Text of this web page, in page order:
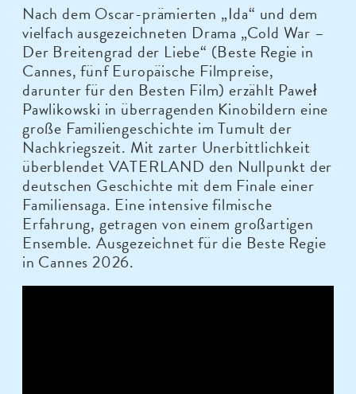
Nach dem Oscar-prämierten „Ida“ und dem
vielfach ausgezeichneten Drama „Cold War –
Der Breitengrad der Liebe“ (Beste Regie in
Cannes, fünf Europäische Filmpreise,
darunter für den Besten Film) erzählt Paweł
Pawlikowski in überragenden Kinobildern eine
große Familiengeschichte im Tumult der
Nachkriegszeit. Mit zarter Unerbittlichkeit
überblendet VATERLAND den Nullpunkt der
deutschen Geschichte mit dem Finale einer
Familiensaga. Eine intensive filmische
Erfahrung, getragen von einem großartigen
Ensemble. Ausgezeichnet für die Beste Regie
in Cannes 2026.